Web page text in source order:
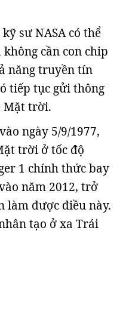
sư NASA có thể
cần con chip
năng truyền tín
tiếp tục gửi thông
Mặt trời.
ngày 5/9/1977,
trời ở tốc độ
1 chính thức bay
năm 2012, trở
làm được điều này.
tạo ở xa Trái